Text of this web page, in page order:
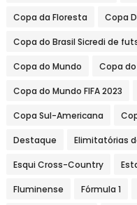
Copa da Floresta Copa
Copa do Brasil Sicredi de
Copa do Mundo Copa
Copa do Mundo FIFA 2023
Copa Sul-Americana
Destaque Elimitatórias
Esqui Cross-Country
Fluminense Fórmula 1